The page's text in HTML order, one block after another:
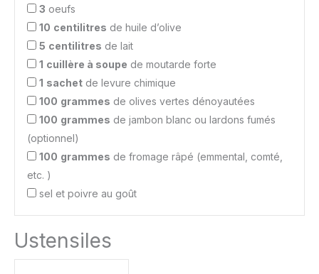
3 oeufs
10 centilitres de huile d’olive
5 centilitres de lait
1 cuillère à soupe de moutarde forte
1 sachet de levure chimique
100 grammes de olives vertes dénoyautées
100 grammes de jambon blanc ou lardons fumés
(optionnel)
100 grammes de fromage râpé (emmental, comté,
etc. )
sel et poivre au goût
Ustensiles